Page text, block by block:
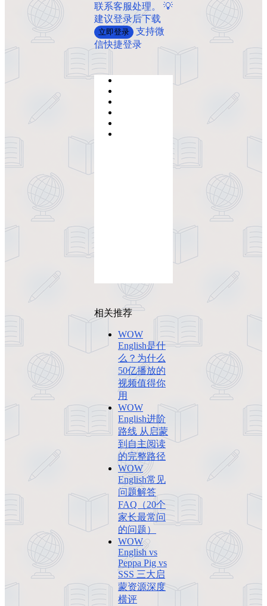
联系客服处理。 💡
建议登录后下载
立即登录
支持微
信快捷登录
相关推荐
WOW
English是什
么？为什么
50亿播放的
视频值得你
用
WOW
English进阶
路线 从启蒙
到自主阅读
的完整路径
WOW
English常见
问题解答
FAQ（20个
家长最常问
的问题）
WOW
English vs
Peppa Pig vs
SSS 三大启
蒙资源深度
横评